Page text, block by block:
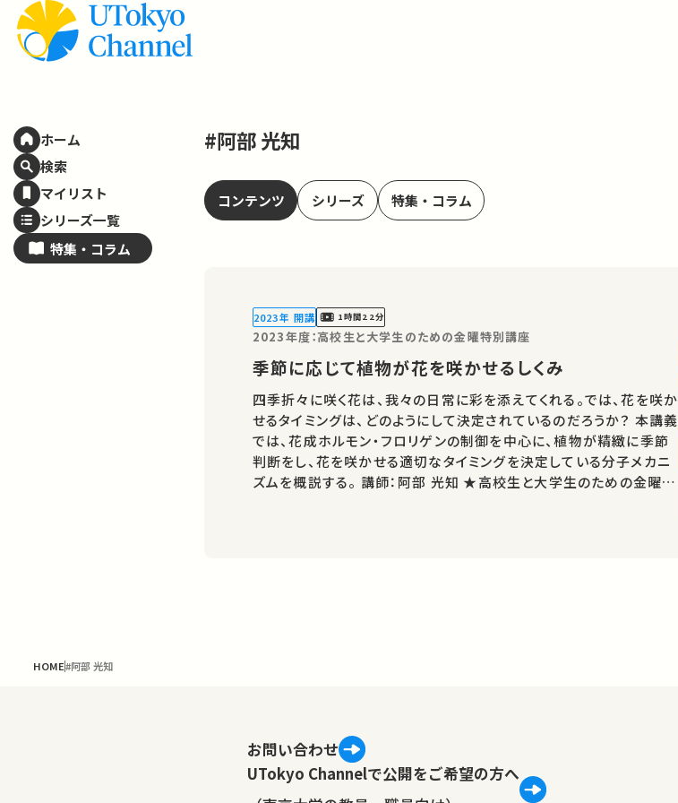
ホーム
検索
マイリスト
シリーズ一覧
特集・ コラム
#阿部 光知
コンテンツ シリーズ 特集・コラム
2023年 開講 1時間22分
2023年度：高校生と大学生のための金曜特別講座
季節に応じて植物が花を咲かせるしくみ
四季折々に咲く花は、我々の日常に彩を添えてくれる。では、花を咲か
せるタイミングは、どのようにして決定されているのだろうか？ 本講義
では、花成ホルモン・フロリゲンの制御を中心に、植物が精緻に季節
判断をし、花を咲かせる適切なタイミングを決定している分子メカニ
ズムを概説する。 講師：阿部 光知 ★高校生と大学生のための金曜特
HOME#阿部 光知
お問い合わせ
UTokyo Channelで公開をご希望の方へ